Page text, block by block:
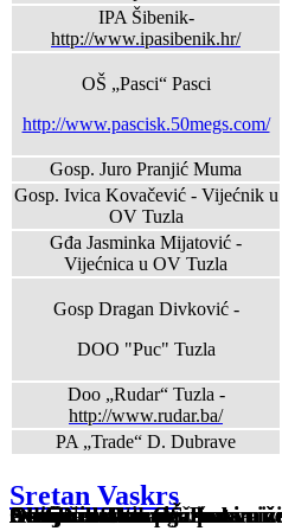
IPA Šibenik-
http://www.ipasibenik.hr/
OŠ „Pasci“ Pasci
http://www.pascisk.50megs.com/
Gosp. Juro Pranjić Muma
Gosp. Ivica Kovačević - Vijećnik u
OV Tuzla
Gđa Jasminka Mijatović -
Vijećnica u OV Tuzla
Gosp Dragan Divković -
DOO "Puc" Tuzla
Doo „Rudar“ Tuzla -
http://www.rudar.ba/
PA „Trade“ D. Dubrave
Sveti Nikola u OŠ Pasci
Osnovana Udruga žena
Održan sastanak žena sa
Autobuska stanica kakvu
Akcija asfaltiranja puta niz
Sveti Nikola u OŠ Pasci
Obilježen Dan penzionera
Autobuska stanica kakvu
Autobuska stanica kakvu
Sretan Vaskrs